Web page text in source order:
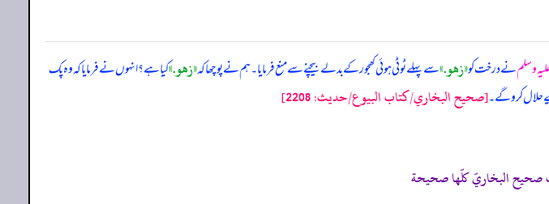
وسلمنے درخت کو«زهو‏.‏»سے پہلے ٹوٹی ہوئی کھجور کے بدلے بیچنے سے منع فرمایا۔ ہم نے پوچھا کہ«زهو‏.‏»کیا ہے؟ انہوں نے فرمایا کہ وہ پک
حلال کرو گے۔[صحيح البخاري/كتاب البيوع/حدیث: 2208]
صحيح البخاريّ كلّها صحيحة